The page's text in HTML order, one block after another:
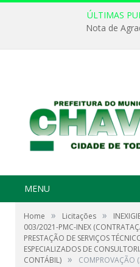
ÚLTIMAS
Nota de
MENU
Home » Licitações »
003/2021-PMC-INEX
PRESTAÇÃO DE SERVIÇOS
ESPECIALIZADOS DE
CONTÁBIL) » COMPROVAÇÃO